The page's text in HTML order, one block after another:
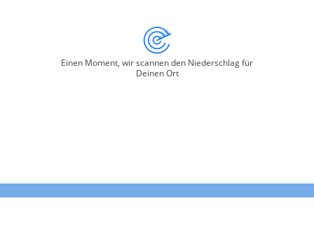
Einen Moment, wir scannen den Niederschlag für
Deinen Ort